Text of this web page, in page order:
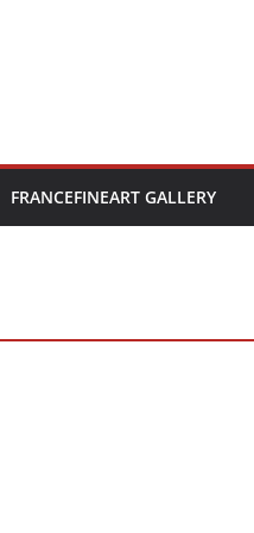
FRANCEFINEART GALLERY